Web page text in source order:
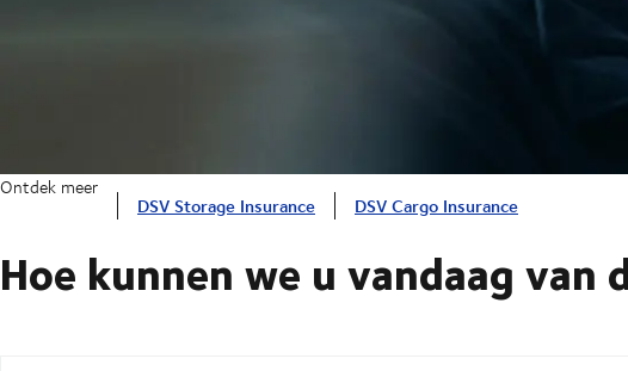
Ontdek meer
DSV Storage Insurance DSV Cargo Insurance
Hoe kunnen we u vandaag van